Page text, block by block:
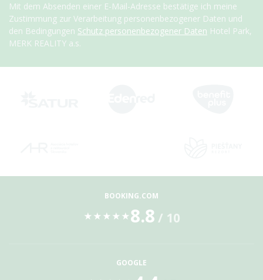
Mit dem Absenden einer E-Mail-Adresse bestätige ich meine
Zustimmung zur Verarbeitung personenbezogener Daten und
den Bedingungen Schutz personenbezogener Daten Hotel Park,
MERK REALITY a.s.
BOOKING.COM
★ ★ ★ ★ ★ 8.8 / 10
GOOGLE